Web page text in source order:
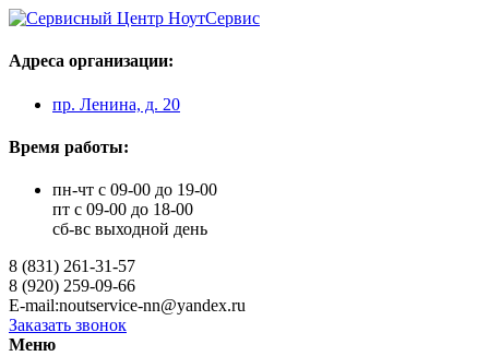
Адреса организации:
пр. Ленина, д. 20
Время работы:
пн-чт с 09-00 до 19-00
пт с 09-00 до 18-00
сб-вс выходной день
8 (831) 261-31-57
8 (920) 259-09-66
E-mail:noutservice-nn@yandex.ru
Заказать звонок
Меню